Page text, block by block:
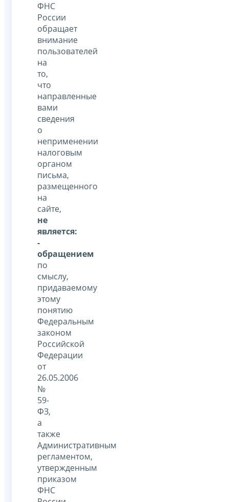
ФНС
России
обращает
внимание
пользователей
на
то,
что
направленные
вами
сведения
о
неприменении
налоговым
органом
письма,
размещенного
на
сайте,
не
является:
-
обращением
по
смыслу,
придаваемому
этому
понятию
Федеральным
законом
Российской
Федерации
от
26.05.2006
№
59-
ФЗ,
а
также
Административным
регламентом,
утвержденным
приказом
ФНС